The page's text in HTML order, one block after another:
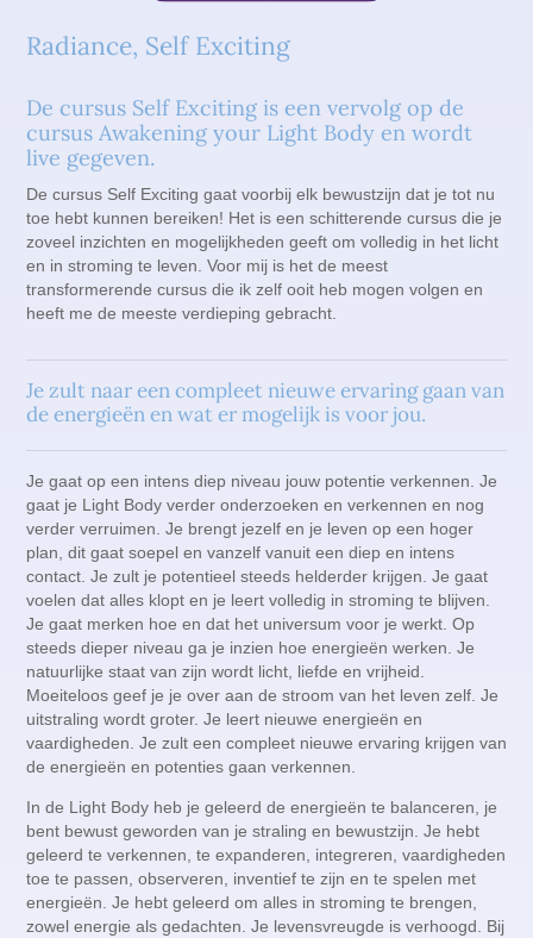
Lichtmeditaties voor lastige en kwetsbare tijden
Thema geleidemeditaties set
Radiance, Self Exciting
Radiance Filling in the frequencies
Radiance, Self Exciting
De cursus Self Exciting is een vervolg op de
cursus Awakening your Light Body en wordt
live gegeven.
De cursus Self Exciting gaat voorbij elk bewustzijn dat je tot nu
toe hebt kunnen bereiken! Het is een schitterende cursus die je
zoveel inzichten en mogelijkheden geeft om volledig in het licht
en in stroming te leven. Voor mij is het de meest
transformerende cursus die ik zelf ooit heb mogen volgen en
heeft me de meeste verdieping gebracht.
Je zult naar een compleet nieuwe ervaring gaan van
de energieën en wat er mogelijk is voor jou.
Je gaat op een intens diep niveau jouw potentie verkennen. Je
gaat je Light Body verder onderzoeken en verkennen en nog
verder verruimen. Je brengt jezelf en je leven op een hoger
plan, dit gaat soepel en vanzelf vanuit een diep en intens
contact. Je zult je potentieel steeds helderder krijgen. Je gaat
voelen dat alles klopt en je leert volledig in stroming te blijven.
Je gaat merken hoe en dat het universum voor je werkt. Op
steeds dieper niveau ga je inzien hoe energieën werken. Je
natuurlijke staat van zijn wordt licht, liefde en vrijheid.
Moeiteloos geef je je over aan de stroom van het leven zelf. Je
uitstraling wordt groter. Je leert nieuwe energieën en
vaardigheden. Je zult een compleet nieuwe ervaring krijgen van
de energieën en potenties gaan verkennen.
In de Light Body heb je geleerd de energieën te balanceren, je
bent bewust geworden van je straling en bewustzijn. Je hebt
geleerd te verkennen, te expanderen, integreren, vaardigheden
toe te passen, observeren, inventief te zijn en te spelen met
energieën. Je hebt geleerd om alles in stroming te brengen,
zowel energie als gedachten. Je levensvreugde is verhoogd. Bij